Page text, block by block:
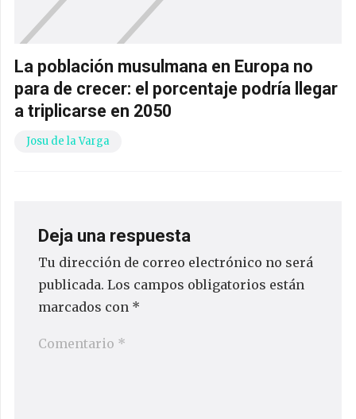
La población musulmana en Europa no
para de crecer: el porcentaje podría llegar
a triplicarse en 2050
Josu de la Varga
Deja una respuesta
Tu dirección de correo electrónico no será
publicada. Los campos obligatorios están
marcados con *